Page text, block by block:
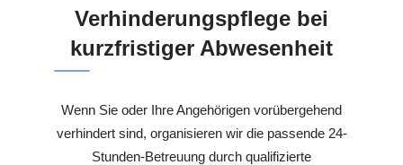
Verhinderungspflege bei
kurzfristiger Abwesenheit
Wenn Sie oder Ihre Angehörigen vorübergehend
verhindert sind, organisieren wir die passende 24-
Stunden-Betreuung durch qualifizierte